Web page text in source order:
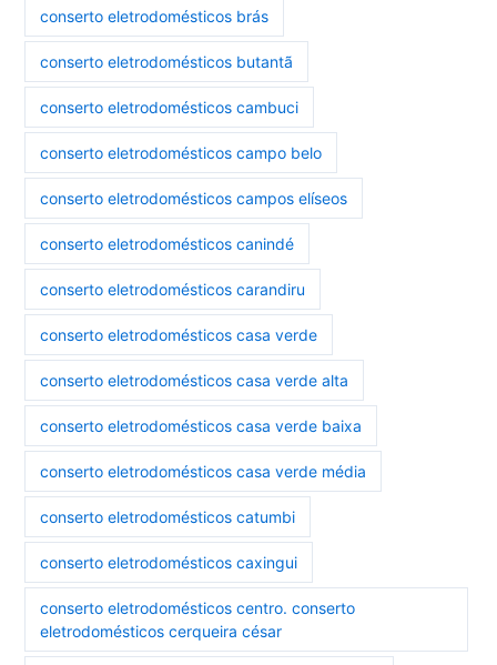
conserto eletrodomésticos brás
conserto eletrodomésticos butantã
conserto eletrodomésticos cambuci
conserto eletrodomésticos campo belo
conserto eletrodomésticos campos elíseos
conserto eletrodomésticos canindé
conserto eletrodomésticos carandiru
conserto eletrodomésticos casa verde
conserto eletrodomésticos casa verde alta
conserto eletrodomésticos casa verde baixa
conserto eletrodomésticos casa verde média
conserto eletrodomésticos catumbi
conserto eletrodomésticos caxingui
conserto eletrodomésticos centro. conserto
eletrodomésticos cerqueira césar